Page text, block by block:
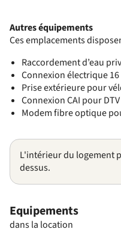
Autres équipements
Ces emplacements
Raccordement d’eau
Connexion électrique
Prise extérieure pour
Connexion CAI pour DTV
Modem fibre optique
L'intérieur du logement
dessus.
Equipements
dans la location